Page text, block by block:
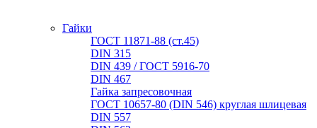
Гайки
ГОСТ 11871-88 (ст.45)
DIN 315
DIN 439 / ГОСТ 5916-70
DIN 467
Гайка запресовочная
ГОСТ 10657-80 (DIN 546) круглая шлицевая
DIN 557